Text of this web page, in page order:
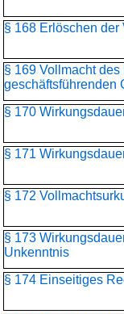
§ 168 Erlöschen der
§ 169 Vollmacht
geschäftsführenden
§ 170
§ 171
§ 172
§ 173
Unkenntnis
§ 174 Einseitiges